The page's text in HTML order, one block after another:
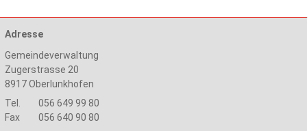
Adresse
Gemeindeverwaltung
Zugerstrasse 20
8917 Oberlunkhofen
Tel.
056 649 99 80
Fax
056 640 90 80